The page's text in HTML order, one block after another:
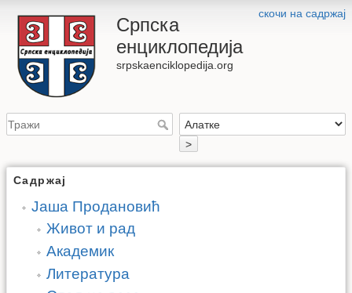
скочи на садржај
Српска
енциклопедија
srpskaenciklopedija.org
>
Садржај
Јаша Продановић
Живот и рад
Академик
Литература